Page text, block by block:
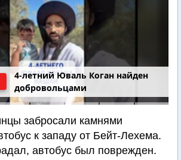
4-летний Юваль Коган найден
добровольцами
забросали камнями
к западу от Бейт-Лехема.
автобус был поврежден.